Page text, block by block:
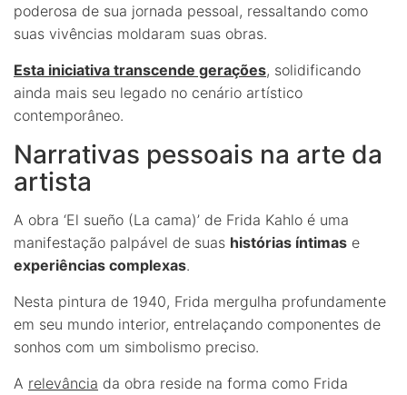
poderosa de sua jornada pessoal, ressaltando como
suas vivências moldaram suas obras.
Esta iniciativa transcende gerações, solidificando
ainda mais seu legado no cenário artístico
contemporâneo.
Narrativas pessoais na arte da
artista
A obra ‘El sueño (La cama)’ de Frida Kahlo é uma
manifestação palpável de suas histórias íntimas e
experiências complexas.
Nesta pintura de 1940, Frida mergulha profundamente
em seu mundo interior, entrelaçando componentes de
sonhos com um simbolismo preciso.
A relevância da obra reside na forma como Frida